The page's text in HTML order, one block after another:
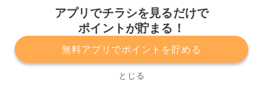
アプリでチラシを見るだけで
ポイントが貯まる！
無料アプリでポイントを貯める
とじる
プライバシーポリシー 利用規約
運営会社
サービスに関してのお問い合わせ